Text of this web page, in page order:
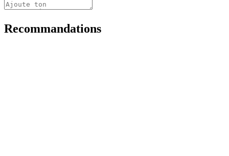
Recommandations